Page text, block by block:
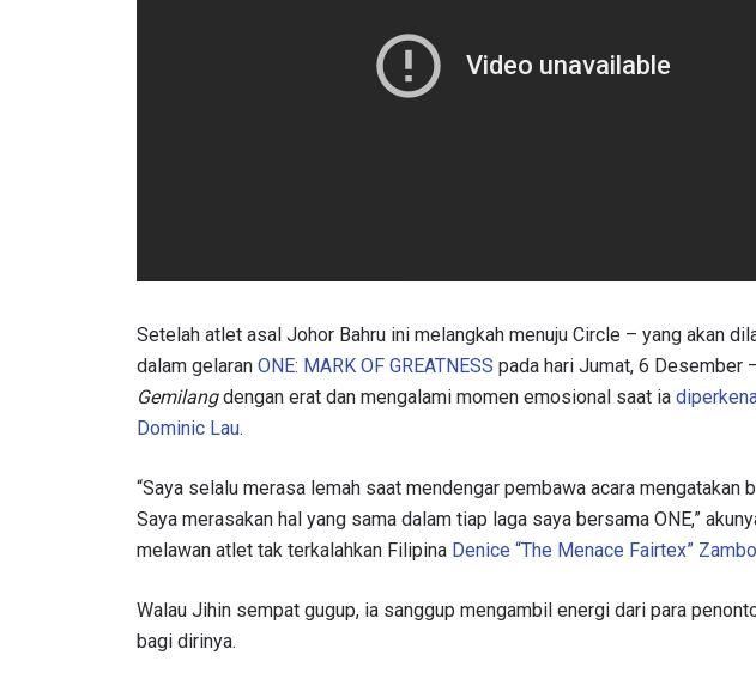
Setelah atlet asal Johor Bahru ini melangkah menuju Circle – yang akan
dalam gelaran ONE: MARK OF GREATNESS pada hari Jumat, 6 Desember
Gemilangdengan erat dan mengalami momen emosional saat ia
Dominic Lau.
“Saya selalu merasa lemah saat mendengar pembawa acara mengatakan
Saya merasakan hal yang sama dalam tiap laga saya bersama ONE,”
melawan atlet tak terkalahkan Filipina Denice “The Menace Fairtex”
Walau Jihin sempat gugup, ia sanggup mengambil energi dari para
bagi dirinya.